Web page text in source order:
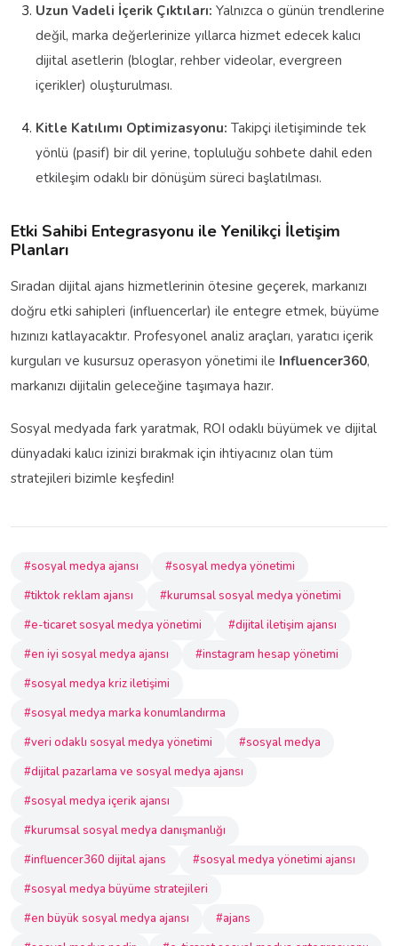
Uzun Vadeli İçerik Çıktıları: Yalnızca o günün trendlerine
değil, marka değerlerinize yıllarca hizmet edecek kalıcı
dijital asetlerin (bloglar, rehber videolar, evergreen
içerikler) oluşturulması.
Kitle Katılımı Optimizasyonu: Takipçi iletişiminde tek
yönlü (pasif) bir dil yerine, topluluğu sohbete dahil eden
etkileşim odaklı bir dönüşüm süreci başlatılması.
Etki Sahibi Entegrasyonu ile Yenilikçi İletişim
Planları
Sıradan dijital ajans hizmetlerinin ötesine geçerek, markanızı
doğru etki sahipleri (influencerlar) ile entegre etmek, büyüme
hızınızı katlayacaktır. Profesyonel analiz araçları, yaratıcı içerik
kurguları ve kusursuz operasyon yönetimi ile Influencer360,
markanızı dijitalin geleceğine taşımaya hazır.
Sosyal medyada fark yaratmak, ROI odaklı büyümek ve dijital
dünyadaki kalıcı izinizi bırakmak için ihtiyacınız olan tüm
stratejileri bizimle keşfedin!
#sosyal medya ajansı
#sosyal medya yönetimi
#tiktok reklam ajansı
#kurumsal sosyal medya yönetimi
#e-ticaret sosyal medya yönetimi
#dijital iletişim ajansı
#en iyi sosyal medya ajansı
#instagram hesap yönetimi
#sosyal medya kriz iletişimi
#sosyal medya marka konumlandırma
#veri odaklı sosyal medya yönetimi
#sosyal medya
#dijital pazarlama ve sosyal medya ajansı
#sosyal medya içerik ajansı
#kurumsal sosyal medya danışmanlığı
#influencer360 dijital ajans
#sosyal medya yönetimi ajansı
#sosyal medya büyüme stratejileri
#en büyük sosyal medya ajansı
#ajans